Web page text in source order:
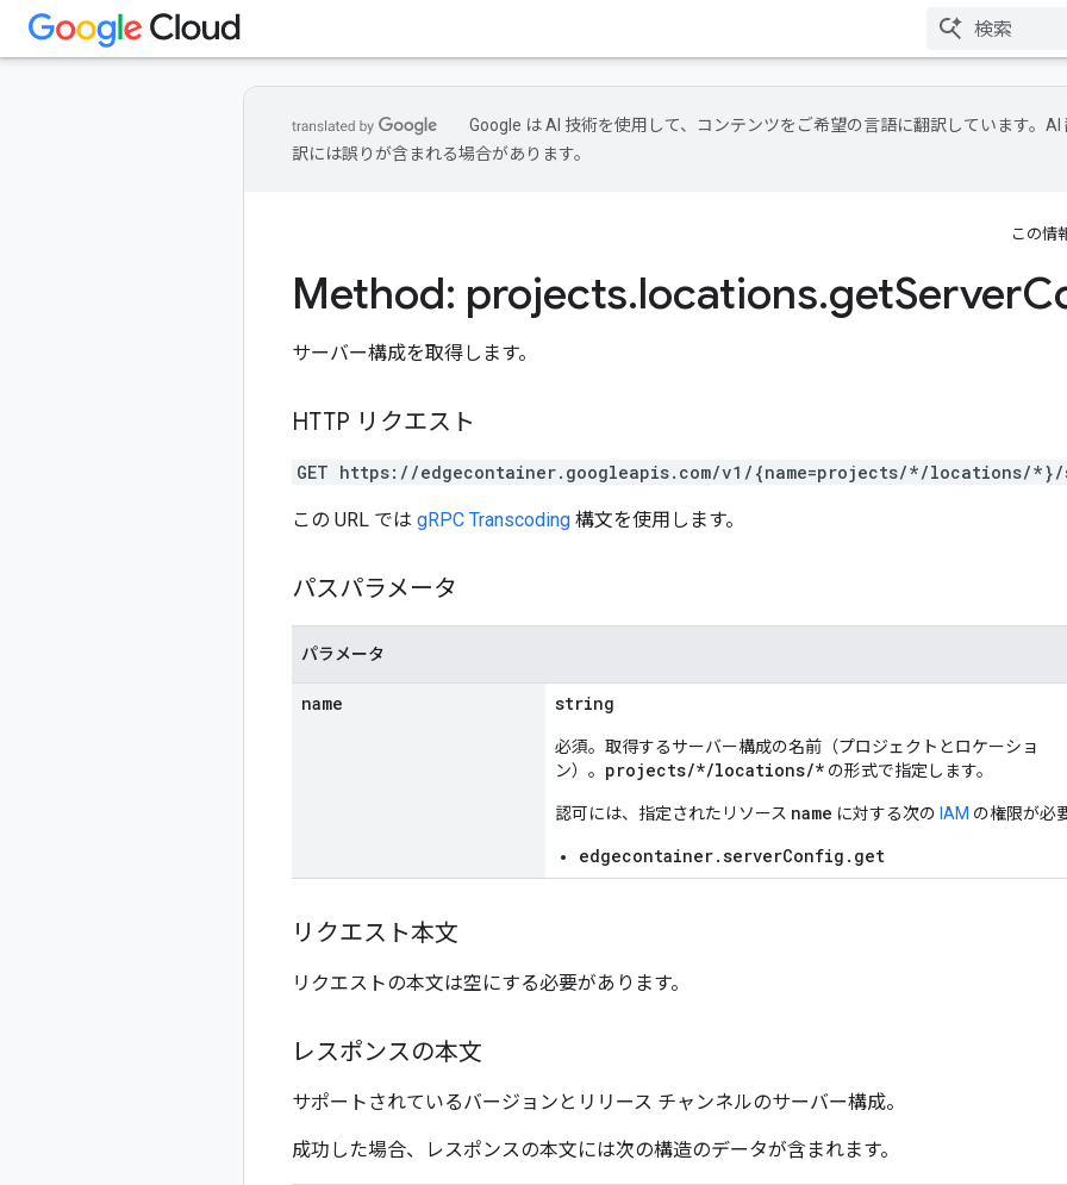
Google は AI 技術を使用して、コンテンツをご希望の言語に翻訳しています。AI
訳には誤りが含まれる場合があります。
この情
Method: projects.locations.getServer
サーバー構成を取得します。
HTTP リクエスト
GET https://edgecontainer.googleapis.com/v1/{name=projects/*/locations/*}/
この URL では gRPC Transcoding 構文を使用します。
パスパラメータ
パラメータ
name string
必須。取得するサーバー構成の名前（プロジェクトとロケーショ
ン）。 projects/*/locations/* の形式で指定します。
認可には、指定されたリソース name に対する次の IAM の権限が必
edgecontainer.serverConfig.get
リクエスト本文
リクエストの本文は空にする必要があります。
レスポンスの本文
サポートされているバージョンとリリース チャンネルのサーバー構成。
成功した場合、レスポンスの本文には次の構造のデータが含まれます。